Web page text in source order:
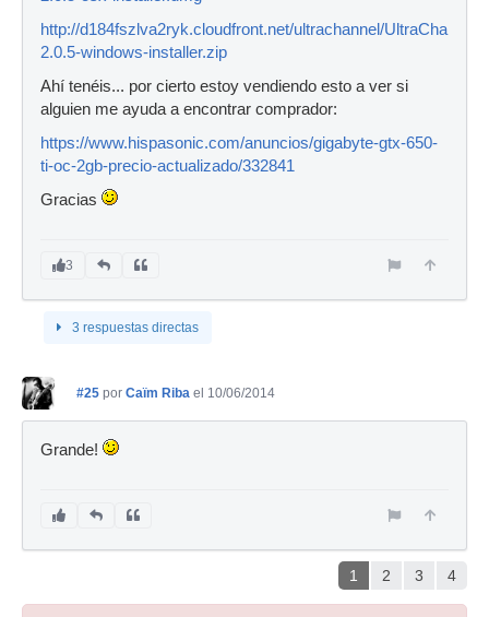
http://d184fszlva2ryk.cloudfront.net/ultrachannel/UltraChannel-
2.0.5-windows-installer.zip
Ahí tenéis... por cierto estoy vendiendo esto a ver si
alguien me ayuda a encontrar comprador:
https://www.hispasonic.com/anuncios/gigabyte-gtx-650-
ti-oc-2gb-precio-actualizado/332841
Gracias
3
3 respuestas directas
#25 por Caïm Riba el 10/06/2014
Grande!
1 2 3 4